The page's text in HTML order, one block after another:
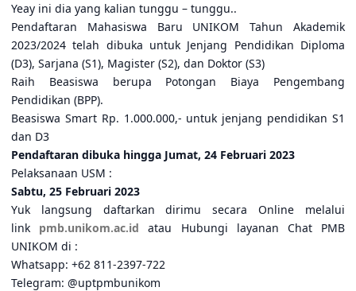
Yeay ini dia yang kalian tunggu – tunggu..
Pendaftaran Mahasiswa Baru UNIKOM Tahun Akademik
2023/2024 telah dibuka untuk Jenjang Pendidikan Diploma
(D3), Sarjana (S1), Magister (S2), dan Doktor (S3)
Raih Beasiswa berupa Potongan Biaya Pengembang
Pendidikan (BPP).
Beasiswa Smart Rp. 1.000.000,- untuk jenjang pendidikan S1
dan D3
Pendaftaran dibuka hingga Jumat, 24 Februari 2023
Pelaksanaan USM :
Sabtu, 25 Februari 2023
Yuk langsung daftarkan dirimu secara Online melalui
link
pmb.unikom.ac.id atau Hubungi layanan Chat PMB
UNIKOM di :
Whatsapp: +62 811-2397-722
Telegram: @uptpmbunikom